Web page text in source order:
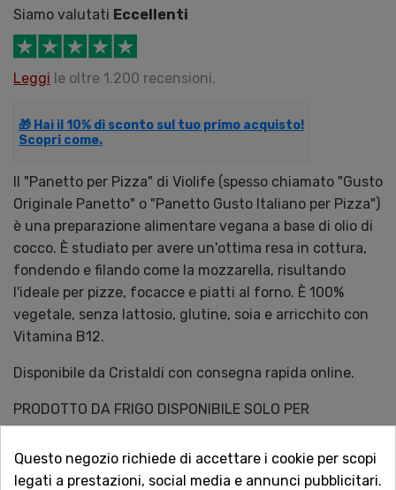
Siamo valutati Eccellenti
Leggi le oltre 1.200 recensioni.
🎁 Hai il 10% di sconto sul tuo primo acquisto!
Scopri come.
Il "Panetto per Pizza" di Violife (spesso chiamato "Gusto
Originale Panetto" o "Panetto Gusto Italiano per Pizza")
è una preparazione alimentare vegana a base di olio di
cocco. È studiato per avere un'ottima resa in cottura,
fondendo e filando come la mozzarella, risultando
l'ideale per pizze, focacce e piatti al forno. È 100%
vegetale, senza lattosio, glutine, soia e arricchito con
Vitamina B12.
Disponibile da Cristaldi con consegna rapida online.
PRODOTTO DA FRIGO DISPONIBILE SOLO PER
CONSEGNA CATANIA CENTRO.
QUANTITÀ
Questo negozio richiede di accettare i cookie per scopi
legati a prestazioni, social media e annunci pubblicitari.